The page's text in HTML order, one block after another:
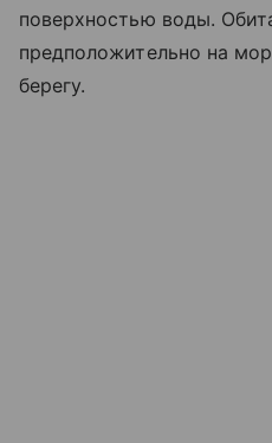
поверхностью воды.
предположительно на
берегу.